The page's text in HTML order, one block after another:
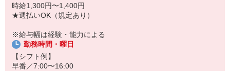
★施設内は冷暖房完備！いつでも快適にお仕事できますよ！
あなたのスキルに合わせて少しずつお仕事をお願いしていきます。
20代・30代・40代・50代・60代、
若手からミドル、中高年（エルダー）、シニア世代まで幅広く活躍
中！
時給1,300円〜1,400円
★週払いOK（規定あり）
※給与幅は経験・能力による
勤務時間・曜日
【シフト例】
早番／7:00〜16:00